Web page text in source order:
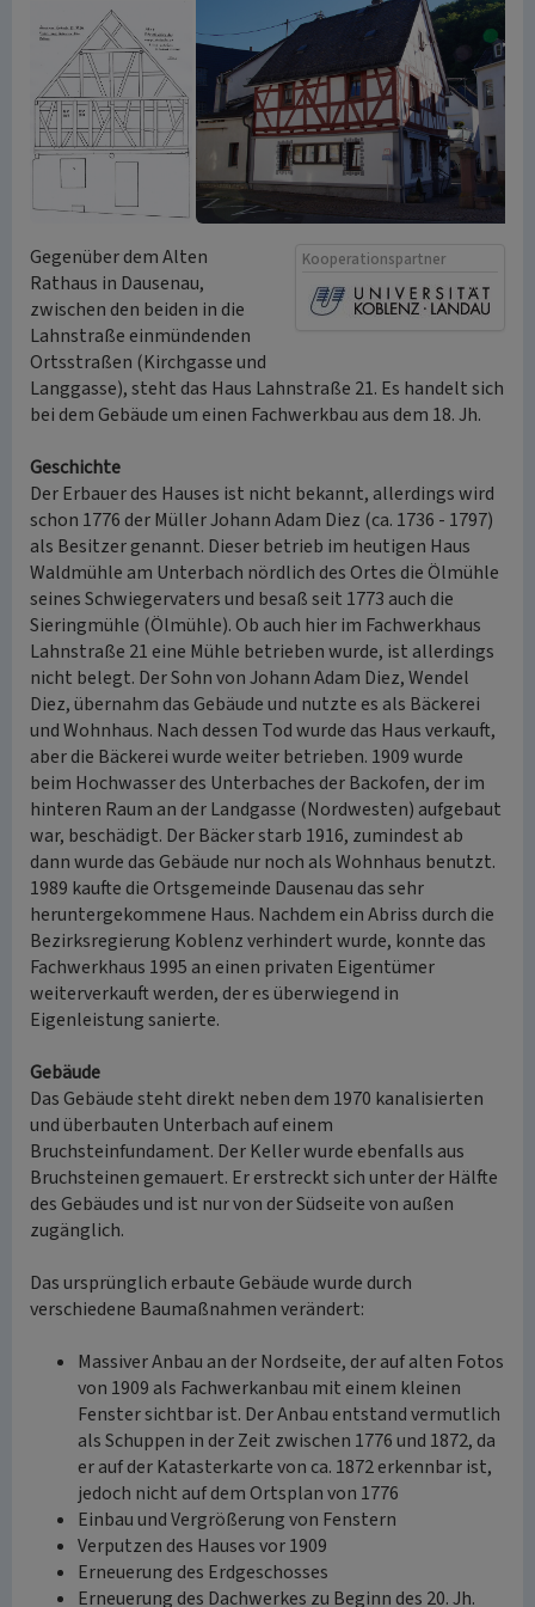
Kooperationspartner
Gegenüber dem Alten
Rathaus in Dausenau,
zwischen den beiden in die
Lahnstraße einmündenden
Ortsstraßen (Kirchgasse und
Langgasse), steht das Haus Lahnstraße 21. Es handelt sich
bei dem Gebäude um einen Fachwerkbau aus dem 18. Jh.
Geschichte
Der Erbauer des Hauses ist nicht bekannt, allerdings wird
schon 1776 der Müller Johann Adam Diez (ca. 1736 - 1797)
als Besitzer genannt. Dieser betrieb im heutigen Haus
Waldmühle am Unterbach nördlich des Ortes die Ölmühle
seines Schwiegervaters und besaß seit 1773 auch die
Sieringmühle (Ölmühle). Ob auch hier im Fachwerkhaus
Lahnstraße 21 eine Mühle betrieben wurde, ist allerdings
nicht belegt. Der Sohn von Johann Adam Diez, Wendel
Diez, übernahm das Gebäude und nutzte es als Bäckerei
und Wohnhaus. Nach dessen Tod wurde das Haus verkauft,
aber die Bäckerei wurde weiter betrieben. 1909 wurde
beim Hochwasser des Unterbaches der Backofen, der im
hinteren Raum an der Landgasse (Nordwesten) aufgebaut
war, beschädigt. Der Bäcker starb 1916, zumindest ab
dann wurde das Gebäude nur noch als Wohnhaus benutzt.
1989 kaufte die Ortsgemeinde Dausenau das sehr
heruntergekommene Haus. Nachdem ein Abriss durch die
Bezirksregierung Koblenz verhindert wurde, konnte das
Fachwerkhaus 1995 an einen privaten Eigentümer
weiterverkauft werden, der es überwiegend in
Eigenleistung sanierte.
Gebäude
Das Gebäude steht direkt neben dem 1970 kanalisierten
und überbauten Unterbach auf einem
Bruchsteinfundament. Der Keller wurde ebenfalls aus
Bruchsteinen gemauert. Er erstreckt sich unter der Hälfte
des Gebäudes und ist nur von der Südseite von außen
zugänglich.
Das ursprünglich erbaute Gebäude wurde durch
verschiedene Baumaßnahmen verändert:
Massiver Anbau an der Nordseite, der auf alten Fotos
von 1909 als Fachwerkanbau mit einem kleinen
Fenster sichtbar ist. Der Anbau entstand vermutlich
als Schuppen in der Zeit zwischen 1776 und 1872, da
er auf der Katasterkarte von ca. 1872 erkennbar ist,
jedoch nicht auf dem Ortsplan von 1776
Einbau und Vergrößerung von Fenstern
Verputzen des Hauses vor 1909
Erneuerung des Erdgeschosses
Erneuerung des Dachwerkes zu Beginn des 20. Jh.